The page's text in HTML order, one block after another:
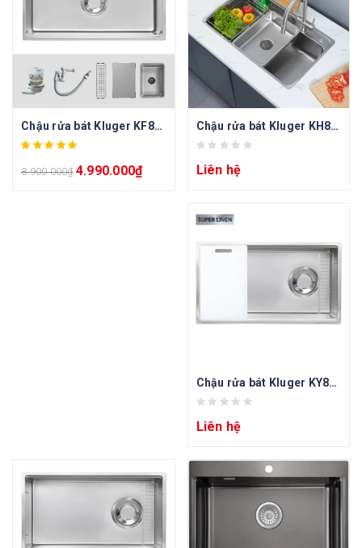
Chậu rửa bát Kluger KF8850FS Plus
8.900.000₫ 4.990.000₫
Chậu rửa bát Kluger KH8048SL Plus
Liên hệ
Chậu rửa bát Kluger KY8045SL Plus
Liên hệ